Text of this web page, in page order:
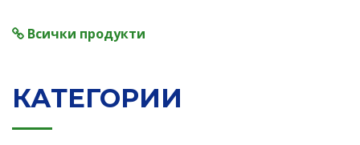
Всички продукти
КАТЕГОРИИ